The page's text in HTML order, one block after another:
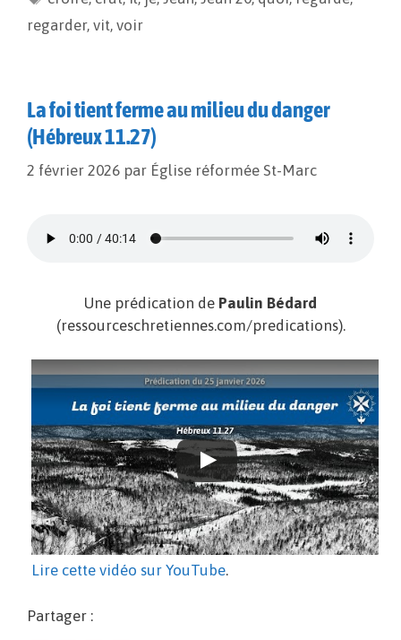
n
k
e
regarder, vit, voir
La foi tient ferme au milieu du danger
(Hébreux 11.27)
2 février 2026 par Église réformée St-Marc
Une prédication de Paulin Bédard
(ressourceschretiennes.com/predications).
Lire cette vidéo sur YouTube.
Partager :